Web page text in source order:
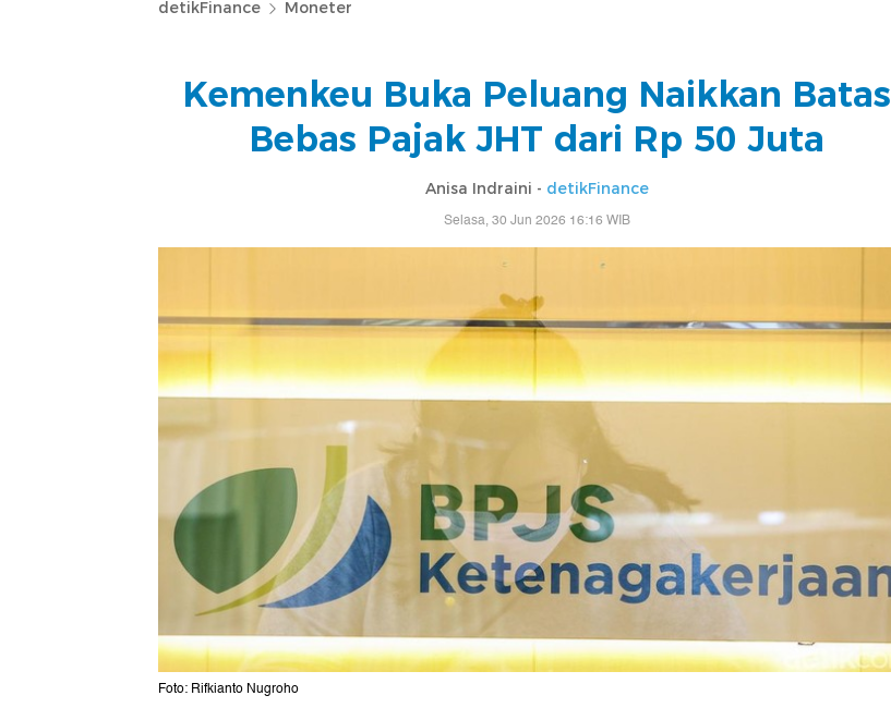
detikFinance Moneter
Kemenkeu Buka Peluang Naikkan Batas
Bebas Pajak JHT dari Rp 50 Juta
Anisa Indraini - detikFinance
Selasa, 30 Jun 2026 16:16 WIB
Foto: Rifkianto Nugroho